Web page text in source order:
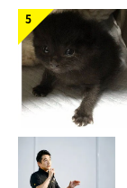
4年が